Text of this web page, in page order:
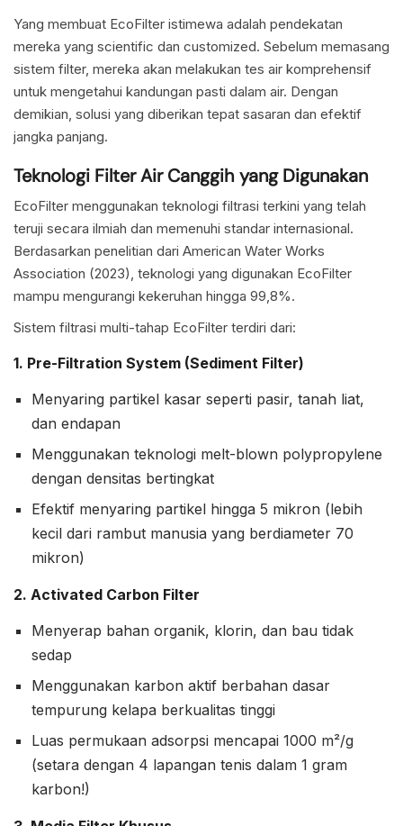
Yang membuat EcoFilter istimewa adalah pendekatan
mereka yang scientific dan customized. Sebelum memasang
sistem filter, mereka akan melakukan tes air komprehensif
untuk mengetahui kandungan pasti dalam air. Dengan
demikian, solusi yang diberikan tepat sasaran dan efektif
jangka panjang.
Teknologi Filter Air Canggih yang Digunakan
EcoFilter menggunakan teknologi filtrasi terkini yang telah
teruji secara ilmiah dan memenuhi standar internasional.
Berdasarkan penelitian dari American Water Works
Association (2023), teknologi yang digunakan EcoFilter
mampu mengurangi kekeruhan hingga 99,8%.
Sistem filtrasi multi-tahap EcoFilter terdiri dari:
1. Pre-Filtration System (Sediment Filter)
Menyaring partikel kasar seperti pasir, tanah liat,
dan endapan
Menggunakan teknologi melt-blown polypropylene
dengan densitas bertingkat
Efektif menyaring partikel hingga 5 mikron (lebih
kecil dari rambut manusia yang berdiameter 70
mikron)
2. Activated Carbon Filter
Menyerap bahan organik, klorin, dan bau tidak
sedap
Menggunakan karbon aktif berbahan dasar
tempurung kelapa berkualitas tinggi
Luas permukaan adsorpsi mencapai 1000 m²/g
(setara dengan 4 lapangan tenis dalam 1 gram
karbon!)